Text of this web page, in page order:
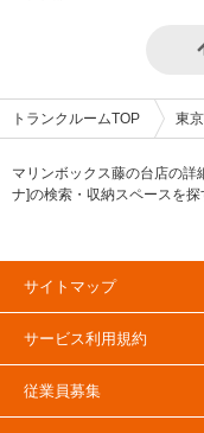
トランクルームTOP 東
マリンボックス藤の台店の詳
ナ]の検索・収納スペースを
スペースを簡単に探せるト
台店の住所・最寄りの駅、
情報もあります。気になる物
が可能です（無料）。
サイトマップ
サービス利用規約
従業員募集